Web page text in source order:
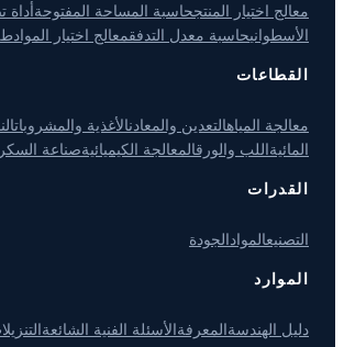
معالج اختيار المنتجحاسبة المساحة المفتوحةأداة
الأسطوانيحاسبة معدل التدفقمعالج اختيار المواد
القطاعات
معالجة المياهالتعدين والمعادنالأغذية والمشروبات
المائيةاللب والورقالمعالجة الكيميائيةصناعة السكر
القدرات
التصنيعالموادالجودة
الموارد
دليل الهندسةالمعرفةالأسئلة الفنية الشائعة